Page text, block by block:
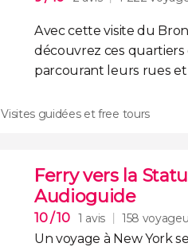
Avec cettevisite du
découvrez ces quartiers
parcourant leurs rues
Visites guidées et free tours
Ferry vers la
Audioguide
10/ 10 1 avis 158
Un voyage à New York